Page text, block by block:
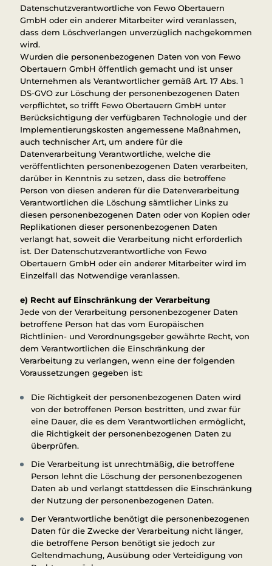
Datenschutzverantwortliche von Fewo Obertauern
GmbH oder ein anderer Mitarbeiter wird veranlassen,
dass dem Löschverlangen unverzüglich nachgekommen
wird.
Wurden die personenbezogenen Daten von von Fewo
Obertauern GmbH öffentlich gemacht und ist unser
Unternehmen als Verantwortlicher gemäß Art. 17 Abs. 1
DS-GVO zur Löschung der personenbezogenen Daten
verpflichtet, so trifft Fewo Obertauern GmbH unter
Berücksichtigung der verfügbaren Technologie und der
Implementierungskosten angemessene Maßnahmen,
auch technischer Art, um andere für die
Datenverarbeitung Verantwortliche, welche die
veröffentlichten personenbezogenen Daten verarbeiten,
darüber in Kenntnis zu setzen, dass die betroffene
Person von diesen anderen für die Datenverarbeitung
Verantwortlichen die Löschung sämtlicher Links zu
diesen personenbezogenen Daten oder von Kopien oder
Replikationen dieser personenbezogenen Daten
verlangt hat, soweit die Verarbeitung nicht erforderlich
ist. Der Datenschutzverantwortliche von Fewo
Obertauern GmbH oder ein anderer Mitarbeiter wird im
Einzelfall das Notwendige veranlassen.
e) Recht auf Einschränkung der Verarbeitung
Jede von der Verarbeitung personenbezogener Daten
betroffene Person hat das vom Europäischen
Richtlinien- und Verordnungsgeber gewährte Recht, von
dem Verantwortlichen die Einschränkung der
Verarbeitung zu verlangen, wenn eine der folgenden
Voraussetzungen gegeben ist:
Die Richtigkeit der personenbezogenen Daten wird
von der betroffenen Person bestritten, und zwar für
eine Dauer, die es dem Verantwortlichen ermöglicht,
die Richtigkeit der personenbezogenen Daten zu
überprüfen.
Die Verarbeitung ist unrechtmäßig, die betroffene
Person lehnt die Löschung der personenbezogenen
Daten ab und verlangt stattdessen die Einschränkung
der Nutzung der personenbezogenen Daten.
Der Verantwortliche benötigt die personenbezogenen
Daten für die Zwecke der Verarbeitung nicht länger,
die betroffene Person benötigt sie jedoch zur
Geltendmachung, Ausübung oder Verteidigung von